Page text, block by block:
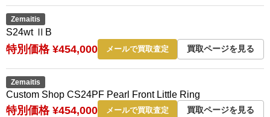
Zemaitis
S24wt ⅡB
特別価格 ¥454,000 メールで買取査定 買取ページを見る
Zemaitis
Custom Shop CS24PF Pearl Front Little Ring
特別価格 ¥454,000 メールで買取査定 買取ページを見る